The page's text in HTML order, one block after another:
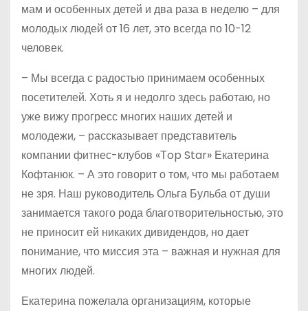
мам и особенных детей и два раза в неделю – для
молодых людей от 16 лет, это всегда по 10-12
человек.
– Мы всегда с радостью принимаем особенных
посетителей. Хоть я и недолго здесь работаю, но
уже вижу прогресс многих наших детей и
молодежи, – рассказывает представитель
компании фитнес-клубов «Тop Star» Екатерина
Кофтанюк. – А это говорит о том, что мы работаем
не зря. Наш руководитель Ольга Бульба от души
занимается такого рода благотворительностью, это
не приносит ей никаких дивидендов, но дает
понимание, что миссия эта – важная и нужная для
многих людей.
Екатерина пожелала организациям, которые